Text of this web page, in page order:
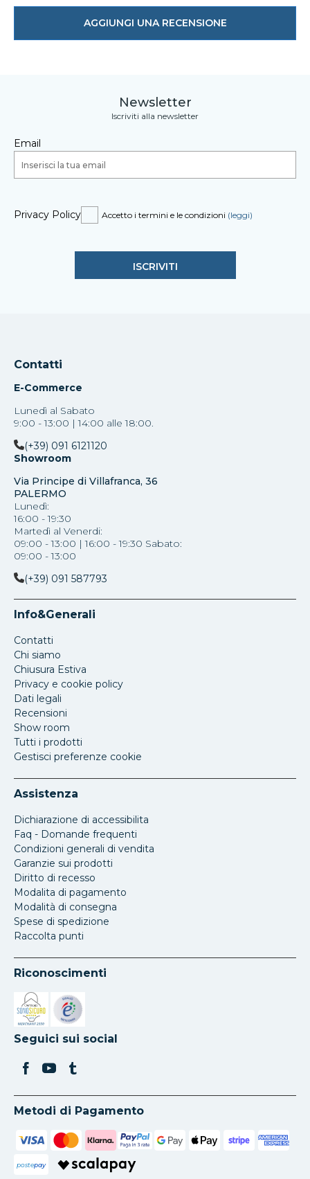
AGGIUNGI UNA RECENSIONE
Newsletter
Iscriviti alla newsletter
Email
Privacy Policy Accetto i termini e le condizioni (leggi)
Contatti
E-Commerce
Lunedì al Sabato
9:00 - 13:00 | 14:00 alle 18:00.
(+39) 091 6121120
Showroom
Via Principe di Villafranca, 36
PALERMO
Lunedì:
16:00 - 19:30
Martedì al Venerdi:
09:00 - 13:00 | 16:00 - 19:30 Sabato:
09:00 - 13:00
(+39) 091 587793
Info&Generali
Contatti
Chi siamo
Chiusura Estiva
Privacy e cookie policy
Dati legali
Recensioni
Show room
Tutti i prodotti
Gestisci preferenze cookie
Assistenza
Dichiarazione di accessibilita
Faq - Domande frequenti
Condizioni generali di vendita
Garanzie sui prodotti
Diritto di recesso
Modalita di pagamento
Modalità di consegna
Spese di spedizione
Raccolta punti
Riconoscimenti
Si apre in una nuova scheda
Si apre in una nuova scheda
Seguici sui social
Metodi di Pagamento
postepay